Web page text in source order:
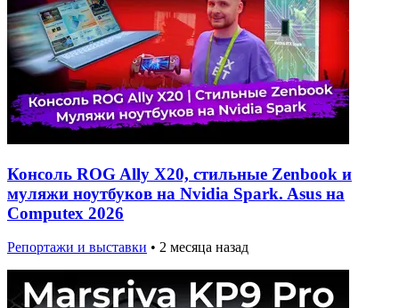
Консоль ROG Ally X20, стильные Zenbook и
муляжи ноутбуков на Nvidia Spark. Asus на
Computex 2026
Репортажи и выставки • 2 месяца назад